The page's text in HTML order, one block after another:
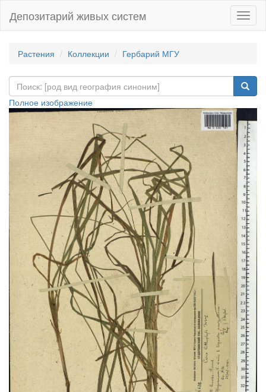
Депозитарий живых систем
Растения Коллекции Гербарий МГУ
Полное изображение